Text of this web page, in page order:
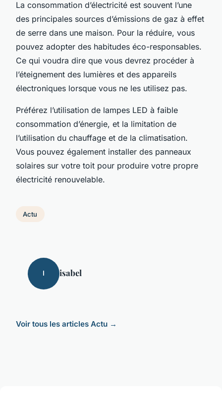
La consommation d’électricité est souvent l’une
des principales sources d’émissions de gaz à effet
de serre dans une maison. Pour la réduire, vous
pouvez adopter des habitudes éco-responsables.
Ce qui voudra dire que vous devrez procéder à
l’éteignement des lumières et des appareils
électroniques lorsque vous ne les utilisez pas.
Préférez l’utilisation de lampes LED à faible
consommation d’énergie, et la limitation de
l’utilisation du chauffage et de la climatisation.
Vous pouvez également installer des panneaux
solaires sur votre toit pour produire votre propre
électricité renouvelable.
Actu
I isabel
Voir tous les articles Actu →